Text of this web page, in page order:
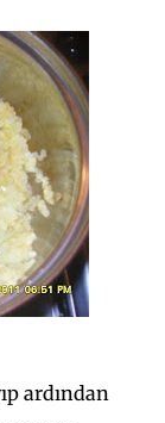
ardından